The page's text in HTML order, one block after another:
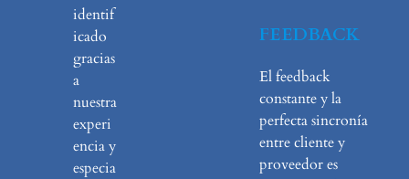
identif
icado
gracias
a
nuestra
experi
encia y
especia
FEEDBACK
El feedback
constante y la
perfecta sincronía
entre cliente y
proveedor es